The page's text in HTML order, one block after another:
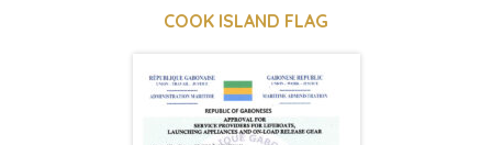
COOK ISLAND FLAG